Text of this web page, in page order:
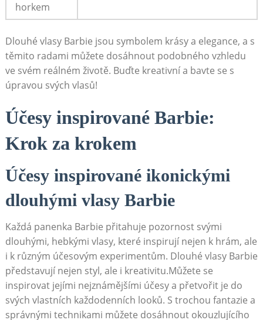
horkem
Dlouhé vlasy Barbie jsou symbolem krásy a elegance, a s
těmito radami můžete dosáhnout podobného vzhledu
ve svém reálném životě. Buďte kreativní a bavte se s
úpravou svých vlasů!
Účesy inspirované Barbie:
Krok za krokem
Účesy inspirované ikonickými
dlouhými vlasy Barbie
Každá panenka Barbie přitahuje pozornost svými
dlouhými, hebkými vlasy, které inspirují nejen k hrám, ale
i k různým účesovým experimentům. Dlouhé vlasy Barbie
představují nejen styl, ale i kreativitu.Můžete se
inspirovat jejími nejznámějšími účesy a přetvořit je do
svých vlastních každodenních looků. S trochou fantazie a
správnými technikami můžete dosáhnout okouzlujícího